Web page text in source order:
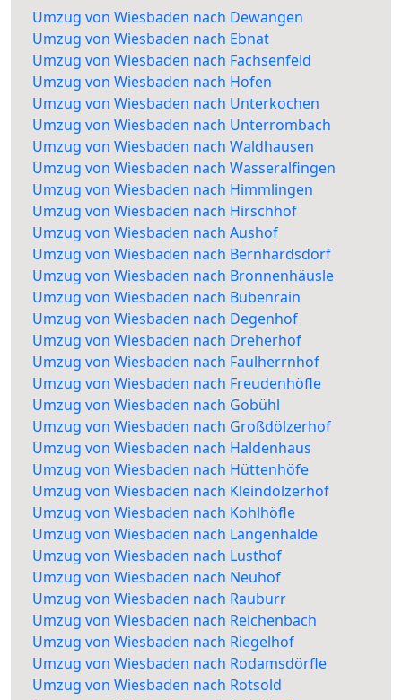
Umzug von Wiesbaden nach Dewangen
Umzug von Wiesbaden nach Ebnat
Umzug von Wiesbaden nach Fachsenfeld
Umzug von Wiesbaden nach Hofen
Umzug von Wiesbaden nach Unterkochen
Umzug von Wiesbaden nach Unterrombach
Umzug von Wiesbaden nach Waldhausen
Umzug von Wiesbaden nach Wasseralfingen
Umzug von Wiesbaden nach Himmlingen
Umzug von Wiesbaden nach Hirschhof
Umzug von Wiesbaden nach Aushof
Umzug von Wiesbaden nach Bernhardsdorf
Umzug von Wiesbaden nach Bronnenhäusle
Umzug von Wiesbaden nach Bubenrain
Umzug von Wiesbaden nach Degenhof
Umzug von Wiesbaden nach Dreherhof
Umzug von Wiesbaden nach Faulherrnhof
Umzug von Wiesbaden nach Freudenhöfle
Umzug von Wiesbaden nach Gobühl
Umzug von Wiesbaden nach Großdölzerhof
Umzug von Wiesbaden nach Haldenhaus
Umzug von Wiesbaden nach Hüttenhöfe
Umzug von Wiesbaden nach Kleindölzerhof
Umzug von Wiesbaden nach Kohlhöfle
Umzug von Wiesbaden nach Langenhalde
Umzug von Wiesbaden nach Lusthof
Umzug von Wiesbaden nach Neuhof
Umzug von Wiesbaden nach Rauburr
Umzug von Wiesbaden nach Reichenbach
Umzug von Wiesbaden nach Riegelhof
Umzug von Wiesbaden nach Rodamsdörfle
Umzug von Wiesbaden nach Rotsold